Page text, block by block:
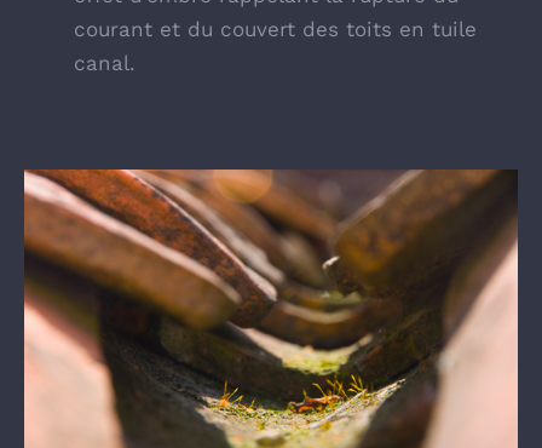
courant et du couvert des toits en tuile
canal.